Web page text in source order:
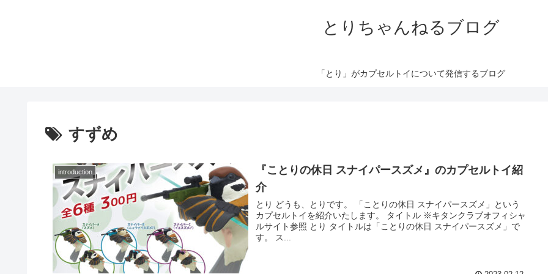
とりちゃんねるブログ
「とり」がカプセルトイについて発信するブログ
すずめ
introduction
『ことりの休日 スナイパースズメ』のカプセルトイ紹
介
とり どうも、とりです。 「ことりの休日 スナイパースズメ」という
カプセルトイを紹介いたします。 タイトル ※キタンクラブオフィシャ
ルサイト参照 とり タイトルは「ことりの休日 スナイパースズメ」で
す。 ス...